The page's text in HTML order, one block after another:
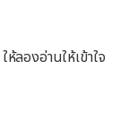
ห้ลองอ่านให้เข้าใจ